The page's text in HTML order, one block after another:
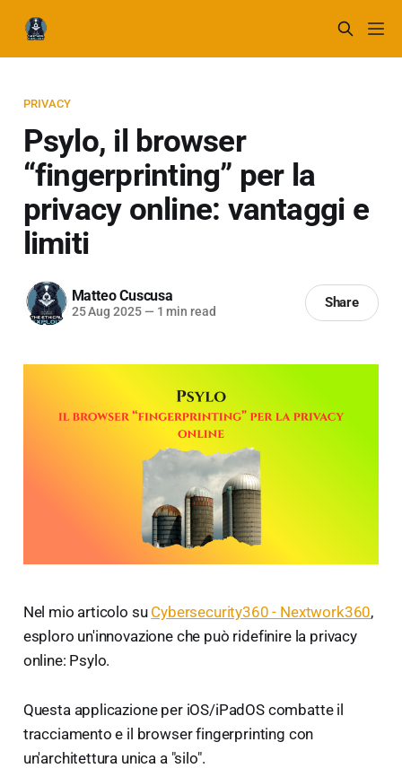
PRIVACY
Psylo, il browser
“fingerprinting” per la
privacy online: vantaggi e
limiti
Matteo Cuscusa
25 Aug 2025 — 1 min read
Share
Nel mio articolo su Cybersecurity360 - Nextwork360,
esploro un'innovazione che può ridefinire la privacy
online: Psylo.
Questa applicazione per iOS/iPadOS combatte il
tracciamento e il browser fingerprinting con
un'architettura unica a "silo".